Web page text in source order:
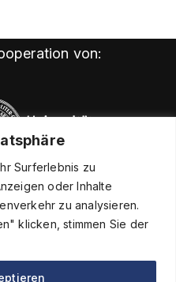
Surferlebnis zu
oder Inhalte
zu analysieren.
klicken, stimmen Sie der
von: